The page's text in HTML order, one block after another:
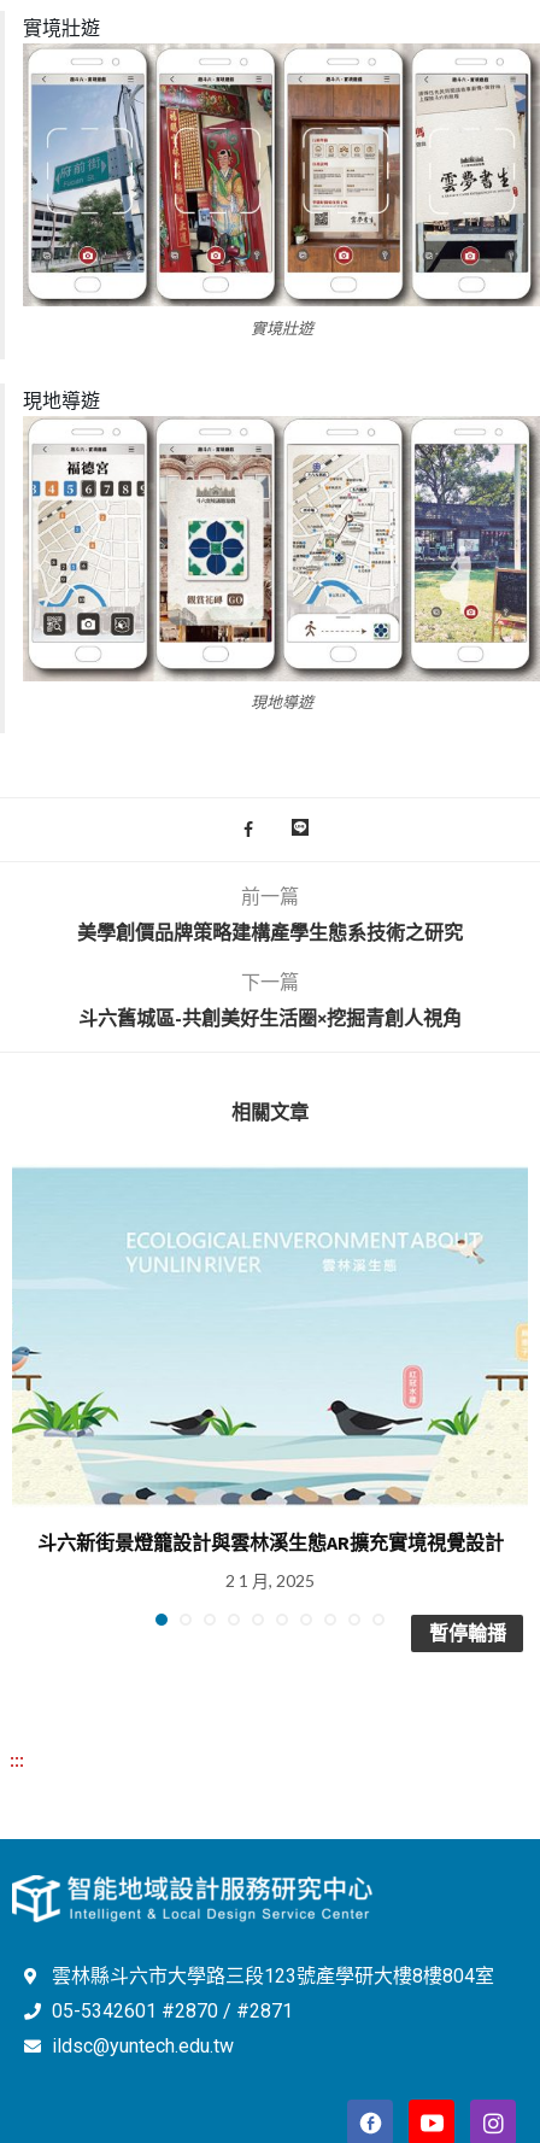
實境壯遊
實境壯遊
現地導遊
現地導遊
前一篇
美學創價品牌策略建構產學生態系技術之研究
下一篇
斗六舊城區-共創美好生活圈×挖掘青創人視角
相關文章
斗六新街景燈籠設計與雲林溪生態AR擴充實境視覺設計
2 1 月, 2025
暫停輪播
:::
雲林縣斗六市大學路三段123號產學研大樓8樓804室
05-5342601 #2870 / #2871
ildsc@yuntech.edu.tw